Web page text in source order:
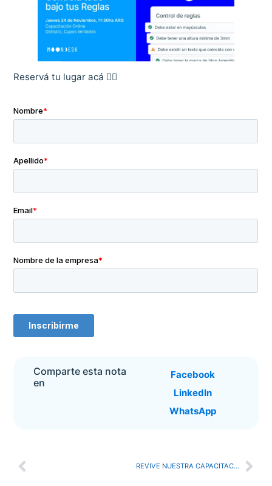
Reservá tu lugar acá 👇🏻
Comparte esta nota
en
Facebook
LinkedIn
WhatsApp
REVIVE NUESTRA CAPACITACIÓN: INCORPORACIÓN DE OCTÓGONOS EN DOCUMENTOS DE DISEÑO CON MOONDESK